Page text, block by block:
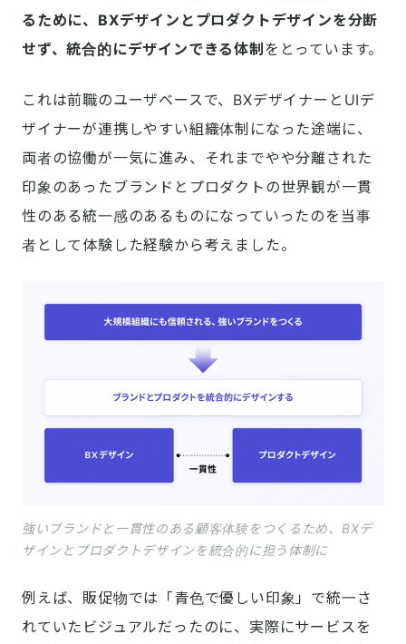
るために、BXデザインとプロダクトデザインを分断
せず、統合的にデザインできる体制 をとっています。
これは前職のユーザベースで、BXデザイナーとUIデ
ザイナーが連携しやすい組織体制になった途端に、
両者の協働が一気に進み、それまでやや分離された
印象のあったブランドとプロダクトの世界観が一貫
性のある統一感のあるものになっていったのを当事
者として体験した経験から考えました。
強いブランドと一貫性のある顧客体験をつくるため、BXデ
ザインとプロダクトデザインを統合的に担う体制に
例えば、販促物では「青色で優しい印象」で統一さ
れていたビジュアルだったのに、実際にサービスを